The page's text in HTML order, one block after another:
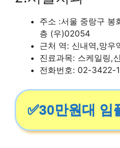
주소 :서울 중랑구 봉
층 (우)02054
근처 역: 신내역,망우
진료과목: 스케일링,
전화번호: 02-3422-
✅30만원대